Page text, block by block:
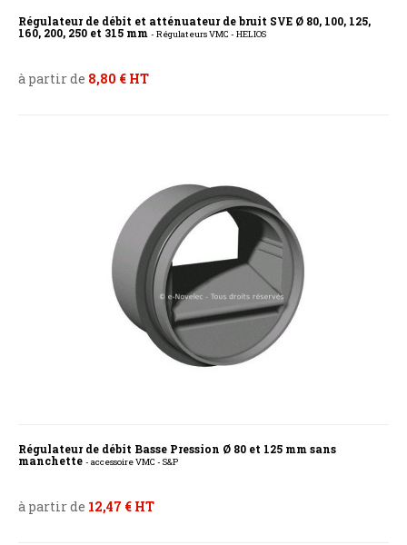
Régulateur de débit et atténuateur de bruit SVE Ø 80, 100, 125,
160, 200, 250 et 315 mm - Régulateurs VMC - HELIOS
à partir de 8,80 € HT
Régulateur de débit Basse Pression Ø 80 et 125 mm sans
manchette - accessoire VMC - S&P
à partir de 12,47 € HT